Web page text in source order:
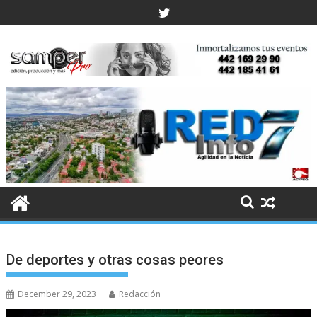
to
De deportes y otras cosas peores
December 29, 2023 Redacción